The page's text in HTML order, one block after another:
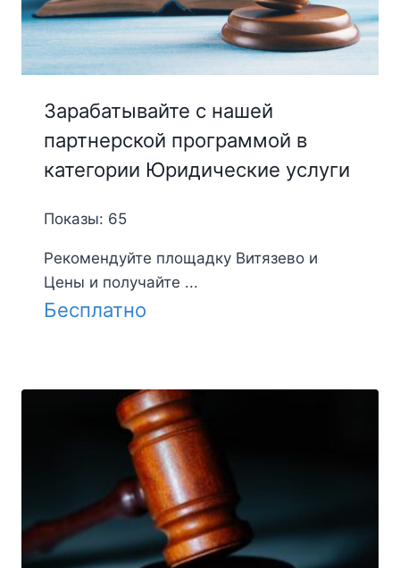
Зарабатывайте с нашей
партнерской программой в
категории Юридические услуги
Показы: 65
Рекомендуйте площадку Витязево и
Цены и получайте ...
Бесплатно